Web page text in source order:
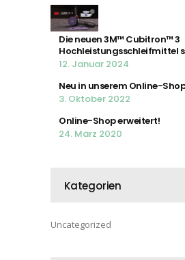
Die neuen 3M™ Cubitron™ 3
Hochleistungsschleifmittel
12. Januar 2024
Neu in unserem Online-
3. Oktober 2022
Online-Shop erweitert!
24. März 2020
Kategorien
Uncategorized